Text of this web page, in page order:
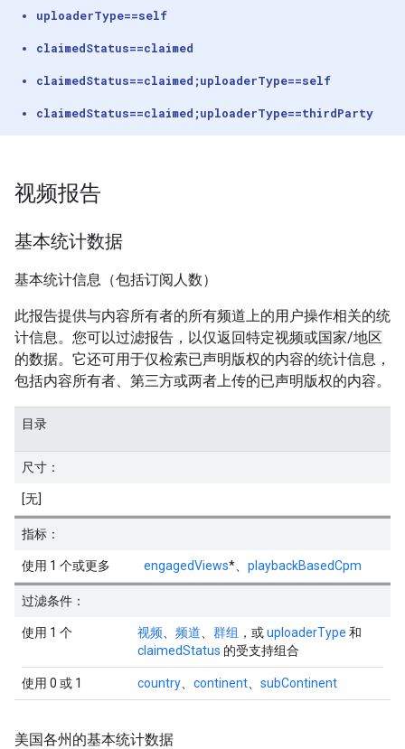
uploaderType==self
claimedStatus==claimed
claimedStatus==claimed;uploaderType==self
claimedStatus==claimed;uploaderType==thirdParty
视频报告
基本统计数据
基本统计信息（包括订阅人数）
此报告提供与内容所有者的所有频道上的用户操作相关的统
计信息。您可以过滤报告，以仅返回特定视频或国家/地区
的数据。它还可用于仅检索已声明版权的内容的统计信息，
包括内容所有者、第三方或两者上传的已声明版权的内容。
目录
尺寸：
[无]
指标：
使用 1 个或更多 engagedViews*、 playbackBasedCpm
过滤条件：
使用 1 个 视频 频道 群组 ，或uploaderType 和
claimedStatus 的受支持组合
使用 0 或 1 country continent subContinent
美国各州的基本统计数据